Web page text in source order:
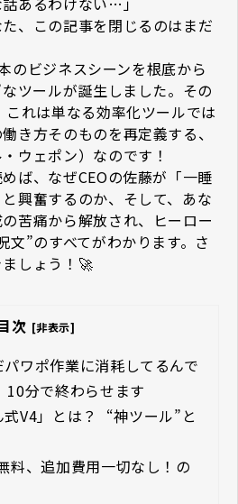
、この記事を閉じるのはまだ
のビジネスシーンを根底から
ツールが誕生しました。その
これは単なる効率化ツールでは
き方そのものを再定義する、
ウェポン）なのです！
ば、なぜCEOの佐藤が「一睡
興奮するのか、そして、あな
苦痛から解放され、ヒーロー
文”のすべてがわかります。さ
しょう！🚀
次 [非表示]
ワポ作業に消耗してるんで
10分で終わらせます
V4」とは？ ―― “神ツール”と
料、追加費用一切なし！の